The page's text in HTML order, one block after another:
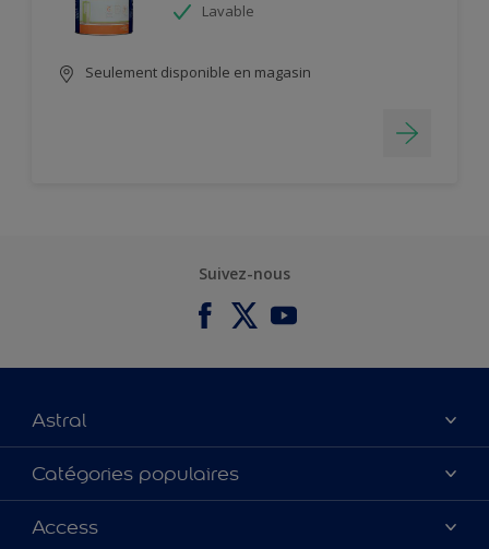
Lavable
Seulement disponible en magasin
Suivez-nous
Astral
À propos de nous
Contactez-nous
Plan du site
Catégories populaires
Couleurs
Access